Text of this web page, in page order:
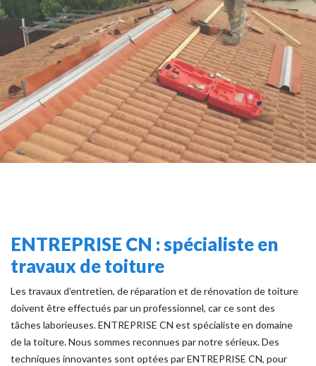
ENTREPRISE CN : spécialiste en
travaux de toiture
Les travaux d’entretien, de réparation et de rénovation de toiture
doivent être effectués par un professionnel, car ce sont des
tâches laborieuses. ENTREPRISE CN est spécialiste en domaine
de la toiture. Nous sommes reconnues par notre sérieux. Des
techniques innovantes sont optées par ENTREPRISE CN, pour